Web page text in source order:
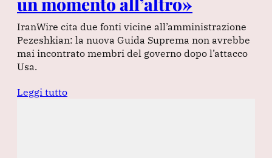
IranWire cita due fonti vicine all’amministrazione
Pezeshkian: la nuova Guida Suprema non avrebbe
mai incontrato membri del governo dopo l’attacco
Usa.
Leggi tutto